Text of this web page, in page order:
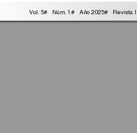
Vol. 5#   Núm. 1#   Año 2025#   Revista